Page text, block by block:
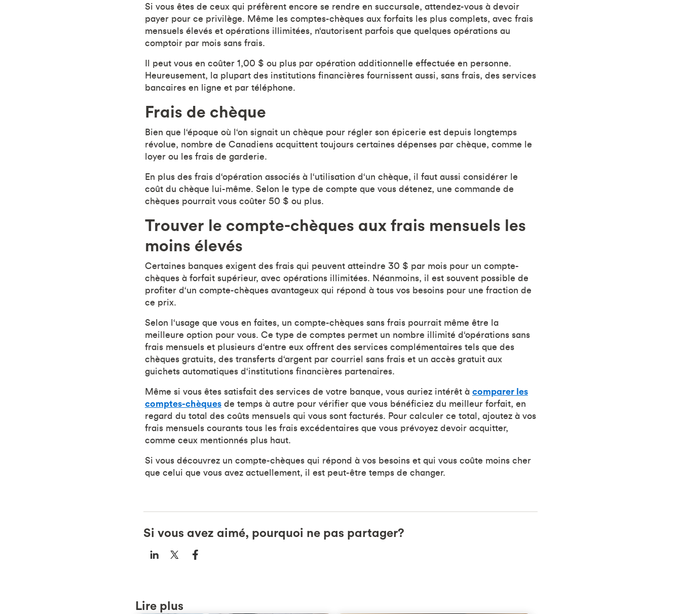
Si vous êtes de ceux qui préfèrent encore se rendre en succursale, attendez-vous à devoir
payer pour ce privilège. Même les comptes-chèques aux forfaits les plus complets, avec frais
mensuels élevés et opérations illimitées, n‘autorisent parfois que quelques opérations au
comptoir par mois sans frais.
Il peut vous en coûter 1,00 $ ou plus par opération additionnelle effectuée en personne.
Heureusement, la plupart des institutions financières fournissent aussi, sans frais, des services
bancaires en ligne et par téléphone.
Frais de chèque
Bien que l‘époque où l‘on signait un chèque pour régler son épicerie est depuis longtemps
révolue, nombre de Canadiens acquittent toujours certaines dépenses par chèque, comme le
loyer ou les frais de garderie.
En plus des frais d‘opération associés à l‘utilisation d‘un chèque, il faut aussi considérer le
coût du chèque lui-même. Selon le type de compte que vous détenez, une commande de
chèques pourrait vous coûter 50 $ ou plus.
Trouver le compte-chèques aux frais mensuels les
moins élevés
Certaines banques exigent des frais qui peuvent atteindre 30 $ par mois pour un compte-
chèques à forfait supérieur, avec opérations illimitées. Néanmoins, il est souvent possible de
profiter d‘un compte-chèques avantageux qui répond à tous vos besoins pour une fraction de
ce prix.
Selon l‘usage que vous en faites, un compte-chèques sans frais pourrait même être la
meilleure option pour vous. Ce type de comptes permet un nombre illimité d‘opérations sans
frais mensuels et plusieurs d‘entre eux offrent des services complémentaires tels que des
chèques gratuits, des transferts d‘argent par courriel sans frais et un accès gratuit aux
guichets automatiques d‘institutions financières partenaires.
Même si vous êtes satisfait des services de votre banque, vous auriez intérêt à comparer les
comptes-chèquesde temps à autre pour vérifier que vous bénéficiez du meilleur forfait, en
regard du total des coûts mensuels qui vous sont facturés. Pour calculer ce total, ajoutez à vos
frais mensuels courants tous les frais excédentaires que vous prévoyez devoir acquitter,
comme ceux mentionnés plus haut.
Si vous découvrez un compte-chèques qui répond à vos besoins et qui vous coûte moins cher
que celui que vous avez actuellement, il est peut-être temps de changer.
Si vous avez aimé, pourquoi ne pas partager?
Lire plus